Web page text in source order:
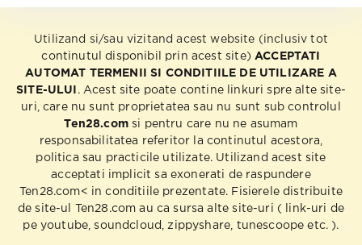
Utilizand si/sau vizitand acest website (inclusiv tot
continutul disponibil prin acest site) ACCEPTATI
AUTOMAT TERMENII SI CONDITIILE DE UTILIZARE A
SITE-ULUI
. Acest site poate contine linkuri spre alte site-
uri, care nu sunt proprietatea sau nu sunt sub controlul
Ten28.comsi pentru care nu ne asumam
responsabilitatea referitor la continutul acestora,
politica sau practicile utilizate. Utilizand acest site
acceptati implicit sa exonerati de raspundere
Ten28.com< in conditiile prezentate. Fisierele distribuite
de site-ul Ten28.com au ca sursa alte site-uri ( link-uri de
pe youtube, soundcloud, zippyshare, tunescoope etc. ).